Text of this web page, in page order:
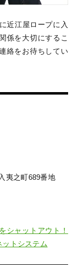
近江屋ロープに入
係を大切にするこ
絡をお待ちしてい
夷之町689番地
シャットアウト！
トシステム